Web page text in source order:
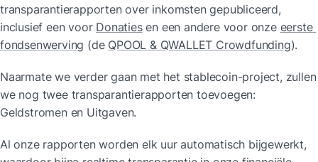
transparantierapporten over inkomsten gepubliceerd,
inclusief een voor Donaties en een andere voor onze eerste
fondsenwerving (de QPOOL & QWALLET Crowdfunding).
Naarmate we verder gaan met het stablecoin-project, zullen
we nog twee transparantierapporten toevoegen:
Geldstromen en Uitgaven.
Al onze rapporten worden elk uur automatisch bijgewerkt,